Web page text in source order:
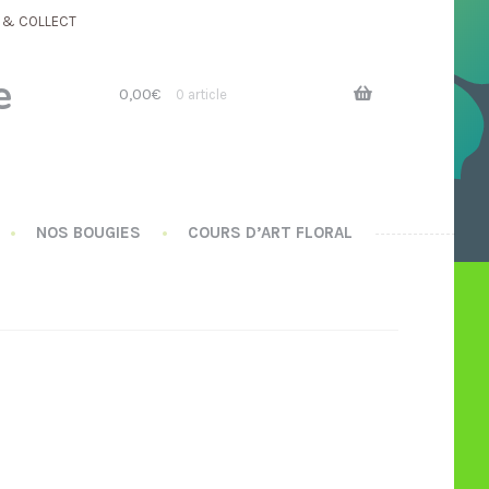
& COLLECT
0,00€ 0 article
contenu
NOS BOUGIES COURS D’ART FLORAL